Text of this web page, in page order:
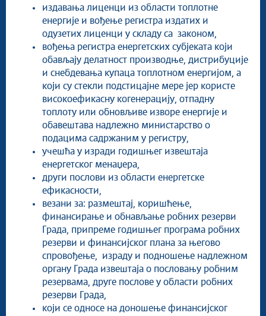
издавања лиценци из области топлотне
енергије и вођење регистра издатих и
одузетих лиценци у складу са законом,
вођења регистра енергетских субјеката који
обављају делатност производње, дистрибуције
и снебдевања купаца топлотном енергијом, а
који су стекли подстицајне мере јер користе
високоефикасну когенерацију, отпадну
топлоту или обновљиве изворе енергије и
обавештава надлежно министарство о
подацима садржаним у регистру,
учешћа у изради годишњег извештаја
енергетског менаџера,
други послови из области енергетске
ефикасности,
везани за: размештај, коришћење,
финансирање и обнављање робних резерви
Града, припреме годишњег програма робних
резерви и финансијског плана за његово
спровођење, израду и подношење надлежном
органу Града извештаја о пословању робним
резервама, друге послове у области робних
резерви Града,
који се односе на доношење финансијског